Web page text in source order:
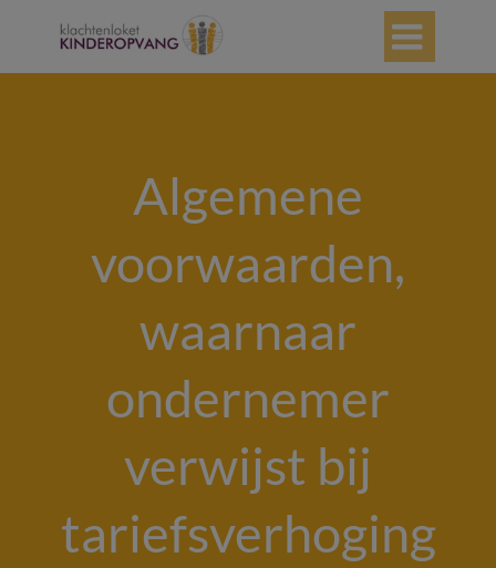

Algemene
voorwaarden,
waarnaar
ondernemer
verwijst bij
tariefsverhoging